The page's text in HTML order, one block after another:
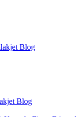
Blog
Blog